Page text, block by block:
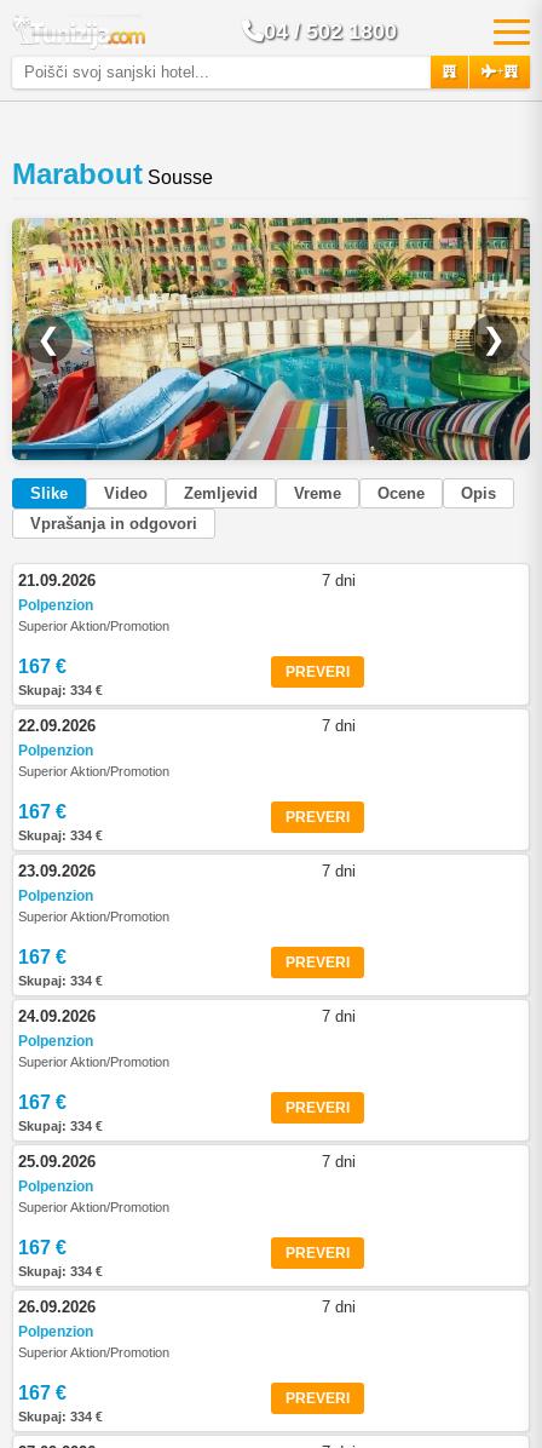
04 / 502 1800
+
Marabout Sousse
❮ ❯
Slike Video Zemljevid Vreme Ocene
Opis
Vprašanja in odgovori
21.09.2026 7 dni
Polpenzion
Superior Aktion/Promotion
167 €
Skupaj: 334 €
PREVERI
22.09.2026 7 dni
Polpenzion
Superior Aktion/Promotion
167 €
Skupaj: 334 €
PREVERI
23.09.2026 7 dni
Polpenzion
Superior Aktion/Promotion
167 €
Skupaj: 334 €
PREVERI
24.09.2026 7 dni
Polpenzion
Superior Aktion/Promotion
167 €
Skupaj: 334 €
PREVERI
25.09.2026 7 dni
Polpenzion
Superior Aktion/Promotion
167 €
Skupaj: 334 €
PREVERI
26.09.2026 7 dni
Polpenzion
Superior Aktion/Promotion
167 €
Skupaj: 334 €
PREVERI